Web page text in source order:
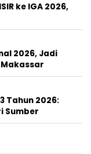
ke IGA 2026,
2026, Jadi
Tahun 2026:
Sumber